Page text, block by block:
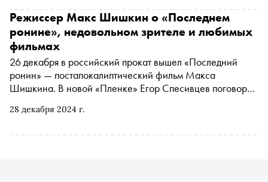
28 декабря 2024 г.
Режиссер Макс Шишкин о «Последнем
ронине», недовольном зрителе и любимых
фильмах
26 декабря в российский прокат вышел «Последний
ронин» — постапокалиптический фильм Макса
Шишкина. В новой «Пленке» Егор Спесивцев поговорил
картиной, недовольном зрителе и «Гарри Поттере»